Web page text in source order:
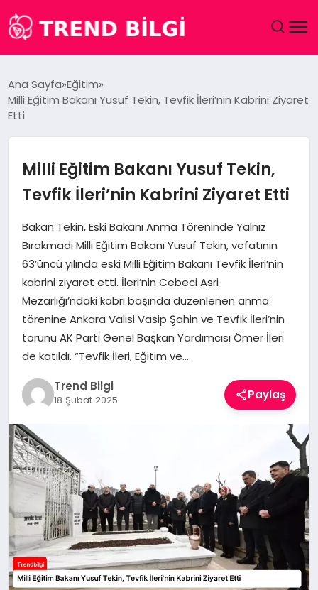
DÜNYA
MAGAZIN
SAĞLIK
Ana Sayfa Eğitim
Milli Eğitim Bakanı Yusuf Tekin, Tevfik İleri’nin Kabrini Ziyaret
Etti
Milli Eğitim Bakanı Yusuf Tekin,
Tevfik İleri’nin Kabrini Ziyaret Etti
Bakan Tekin, Eski Bakanı Anma Töreninde Yalnız
Bırakmadı Milli Eğitim Bakanı Yusuf Tekin, vefatının
63’üncü yılında eski Milli Eğitim Bakanı Tevfik İleri’nin
kabrini ziyaret etti. İleri’nin Cebeci Asri
Mezarlığı’ndaki kabri başında düzenlenen anma
törenine Ankara Valisi Vasip Şahin ve Tevfik İleri’nin
torunu AK Parti Genel Başkan Yardımcısı Ömer İleri
de katıldı. “Tevfik İleri, Eğitim ve…
Trend Bilgi
18 Şubat 2025 Paylaş